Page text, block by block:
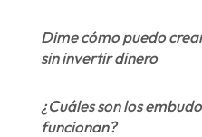
Dime cómo puedo
sin invertir dinero
¿Cuáles son los
funcionan?